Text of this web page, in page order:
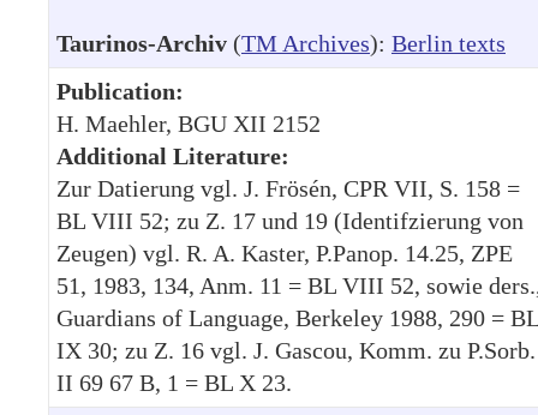
Taurinos-Archiv (TM Archives): Berlin texts
Publication:
H. Maehler, BGU XII 2152
Additional Literature:
Zur Datierung vgl. J. Frösén, CPR VII, S. 158 =
BL VIII 52; zu Z. 17 und 19 (Identifzierung von
Zeugen) vgl. R. A. Kaster, P.Panop. 14.25, ZPE
51, 1983, 134, Anm. 11 = BL VIII 52, sowie
Guardians of Language, Berkeley 1988, 290 =
IX 30; zu Z. 16 vgl. J. Gascou, Komm. zu P.Sorb.
II 69 67 B, 1 = BL X 23.